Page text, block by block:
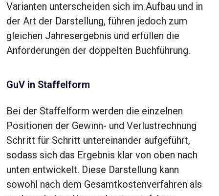
Varianten unterscheiden sich im Aufbau und in
der Art der Darstellung, führen jedoch zum
gleichen Jahresergebnis und erfüllen die
Anforderungen der doppelten Buchführung.
GuV in Staffelform
Bei der Staffelform werden die einzelnen
Positionen der Gewinn- und Verlustrechnung
Schritt für Schritt untereinander aufgeführt,
sodass sich das Ergebnis klar von oben nach
unten entwickelt. Diese Darstellung kann
sowohl nach dem Gesamtkostenverfahren als